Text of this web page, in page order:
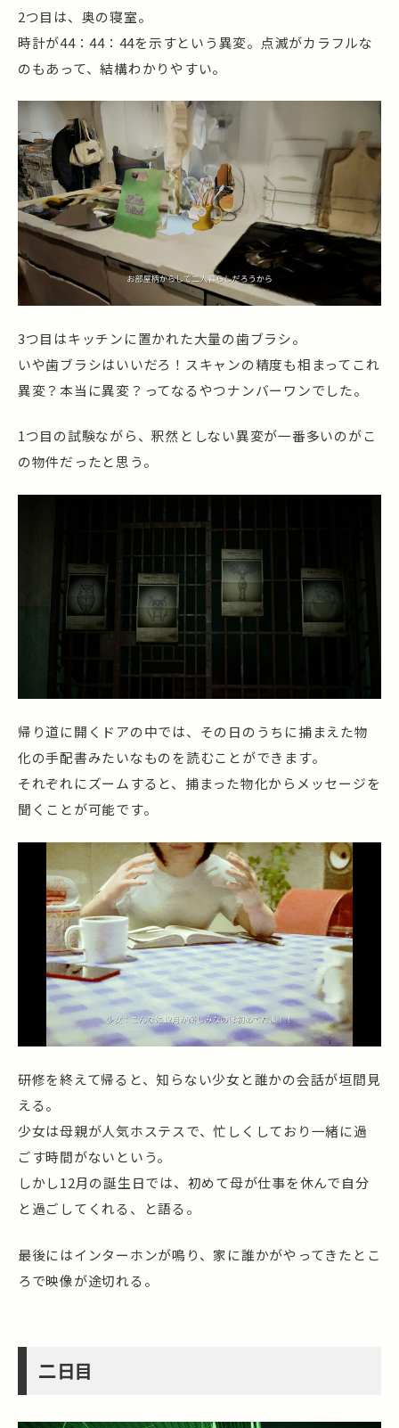
2つ目は、奥の寝室。
時計が44：44：44を示すという異変。点滅がカラフルな
のもあって、結構わかりやすい。
3つ目はキッチンに置かれた大量の歯ブラシ。
いや歯ブラシはいいだろ！スキャンの精度も相まってこれ
異変？本当に異変？ってなるやつナンバーワンでした。
1つ目の試験ながら、釈然としない異変が一番多いのがこ
の物件だったと思う。
帰り道に開くドアの中では、その日のうちに捕まえた物
化の手配書みたいなものを読むことができます。
それぞれにズームすると、捕まった物化からメッセージを
聞くことが可能です。
研修を終えて帰ると、知らない少女と誰かの会話が垣間見
える。
少女は母親が人気ホステスで、忙しくしており一緒に過
ごす時間がないという。
しかし12月の誕生日では、初めて母が仕事を休んで自分
と過ごしてくれる、と語る。
最後にはインターホンが鳴り、家に誰かがやってきたとこ
ろで映像が途切れる。
二日目